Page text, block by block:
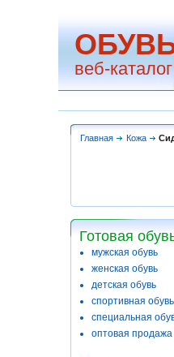
веб-каталог
Главная Кожа
Готовая
мужская обувь
женская обувь
детская обувь
спортивная обувь
специальная
оптовая продажа